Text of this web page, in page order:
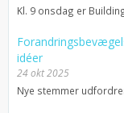
Kl. 9 onsdag er
idéer
24 okt 2025
Nye stemmer